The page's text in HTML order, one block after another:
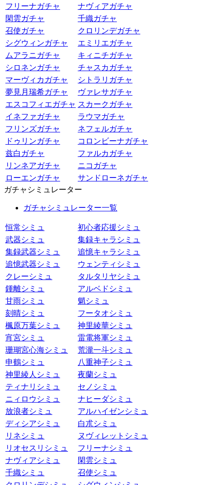
フリーナガチャ
ナヴィアガチャ
閑雲ガチャ
千織ガチャ
召使ガチャ
クロリンデガチャ
シグウィンガチャ
エミリエガチャ
ムアラニガチャ
キィニチガチャ
シロネンガチャ
チャスカガチャ
マーヴィカガチャ
シトラリガチャ
夢見月瑞希ガチャ
ヴァレサガチャ
エスコフィエガチャ スカークガチャ
イネファガチャ
ラウマガチャ
フリンズガチャ
ネフェルガチャ
ドゥリンガチャ
コロンビーナガチャ
兹白ガチャ
ファルカガチャ
リンネアガチャ
ニコガチャ
ローエンガチャ
サンドローネガチャ
ガチャシミュレーター
ガチャシミュレーター一覧
恒常シミュ
初心者応援シミュ
武器シミュ
集録キャラシミュ
集録武器シミュ
追憶キャラシミュ
追憶武器シミュ
ウェンティシミュ
クレーシミュ
タルタリヤシミュ
鍾離シミュ
アルベドシミュ
甘雨シミュ
魈シミュ
刻晴シミュ
フータオシミュ
楓原万葉シミュ
神里綾華シミュ
宵宮シミュ
雷電将軍シミュ
珊瑚宮心海シミュ
荒瀧一斗シミュ
申鶴シミュ
八重神子シミュ
神里綾人シミュ
夜蘭シミュ
ティナリシミュ
セノシミュ
ニィロウシミュ
ナヒーダシミュ
放浪者シミュ
アルハイゼンシミュ
ディシアシミュ
白朮シミュ
リネシミュ
ヌヴィレットシミュ
リオセスリシミュ
フリーナシミュ
ナヴィアシミュ
閑雲シミュ
千織シミュ
召使シミュ